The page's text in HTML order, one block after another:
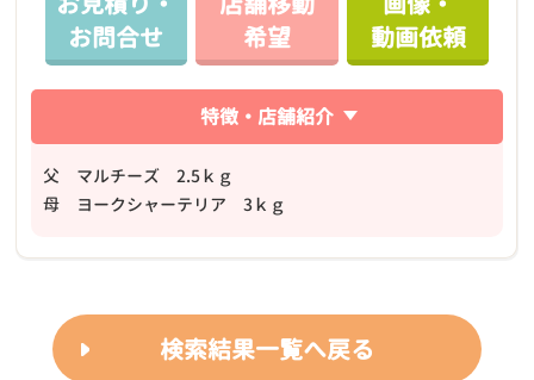
お問合せ
希望
動画依頼
特徴・店舗紹介
父 マルチーズ 2.5ｋｇ
母 ヨークシャーテリア 3ｋｇ
検索結果一覧へ戻る